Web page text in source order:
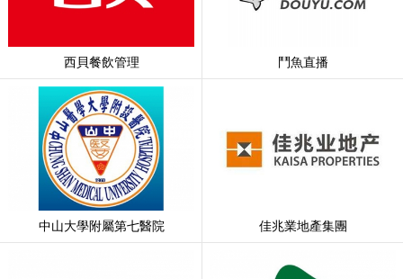
西貝餐飲管理 鬥魚直播
中山大學附屬第七醫院 佳兆業地產集團